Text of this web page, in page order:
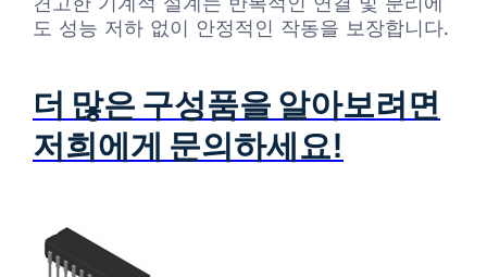
도 성능 저하 없이 안정적인 작동을 보장합니다.
더 많은 구성품을 알아보려면
저희에게 문의하세요!